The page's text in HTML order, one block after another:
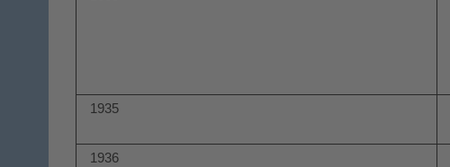
1935
1936